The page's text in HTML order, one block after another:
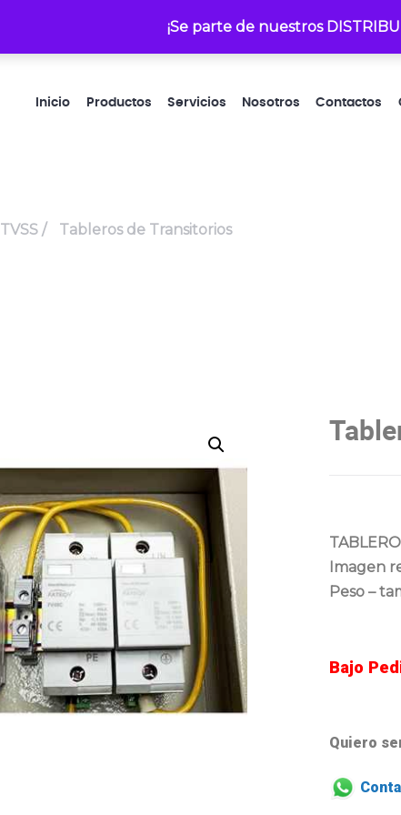
¡Se parte de nuestros
Inicio Productos Servicios Nosotros Contactos
TVSS / Tableros de Transitorios
Imagen
Peso –
Bajo
Quiero